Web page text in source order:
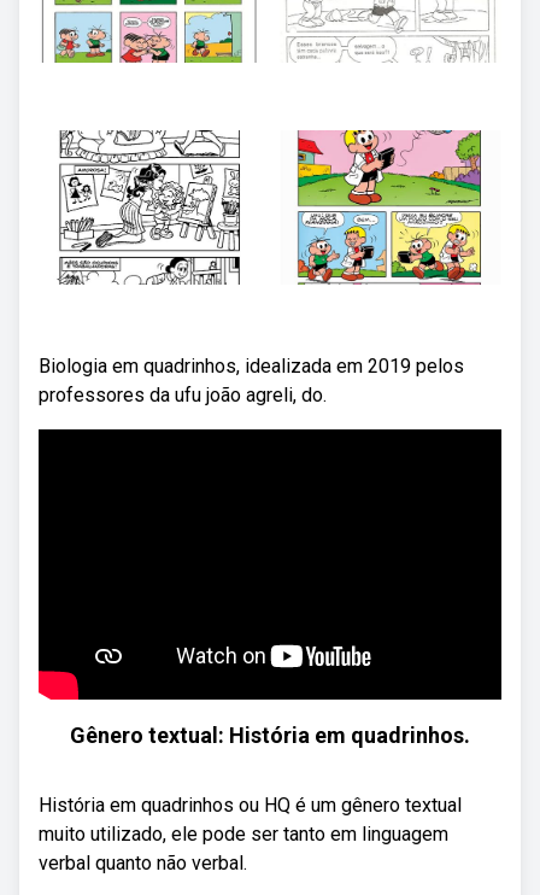
Biologia em quadrinhos, idealizada em 2019 pelos
professores da ufu joão agreli, do.
Gênero textual: História em quadrinhos.
História em quadrinhos ou HQ é um gênero textual
muito utilizado, ele pode ser tanto em linguagem
verbal quanto não verbal.